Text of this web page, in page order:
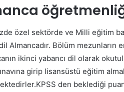
özel sektörde ve Milli eğitim
Almancadır. Bölüm mezunların
ikinci yabancı dil olarak
girip lisansüstü eğitim
den beklediği